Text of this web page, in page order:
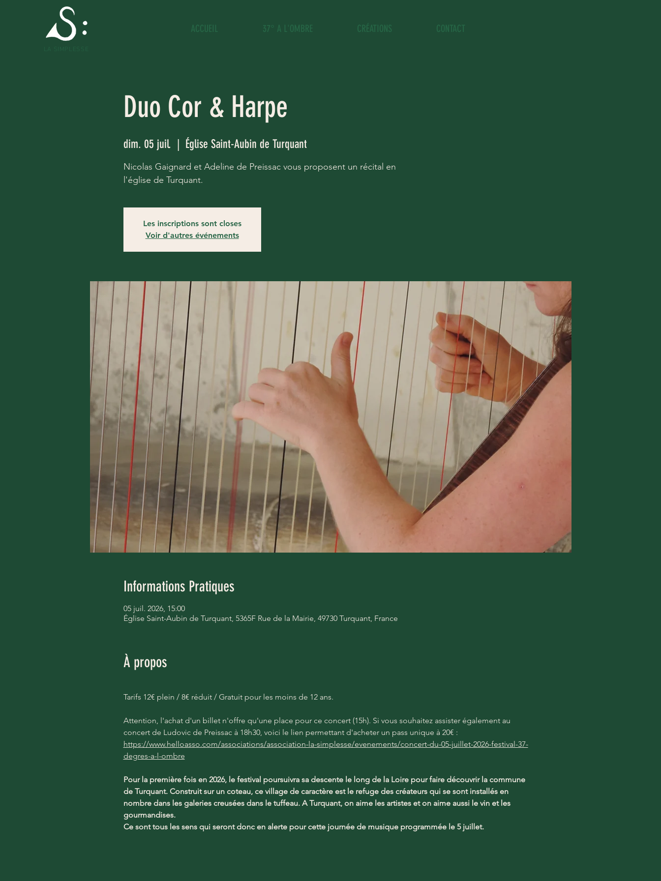
ACCUEIL 37° A L'OMBRE CRÉATIONS CONTACT
Duo Cor & Harpe
dim. 05 juil. Église Saint-Aubin de Turquant
Nicolas Gaignard et Adeline de Preissac vous proposent un récital en
l'église de Turquant.
Les inscriptions sont closes
Voir d'autres événements
Informations Pratiques
05 juil. 2026, 15:00
Église Saint-Aubin de Turquant, 5365F Rue de la Mairie, 49730 Turquant, France
À propos
Tarifs 12€ plein / 8€ réduit / Gratuit pour les moins de 12 ans.
Attention, l'achat d'un billet n'offre qu'une place pour ce concert (15h). Si vous souhaitez assister également au
concert de Ludovic de Preissac à 18h30, voici le lien permettant d'acheter un pass unique à 20€ :
https://www.helloasso.com/associations/association-la-simplesse/evenements/concert-du-05-juillet-2026-festival-37-
degres-a-l-ombre
Pour la première fois en 2026, le festival poursuivra sa descente le long de la Loire pour faire découvrir la commune
de Turquant. Construit sur un coteau, ce village de caractère est le refuge des créateurs qui se sont installés en
nombre dans les galeries creusées dans le tuffeau. A Turquant, on aime les artistes et on aime aussi le vin et les
gourmandises.
Ce sont tous les sens qui seront donc en alerte pour cette journée de musique programmée le 5 juillet.